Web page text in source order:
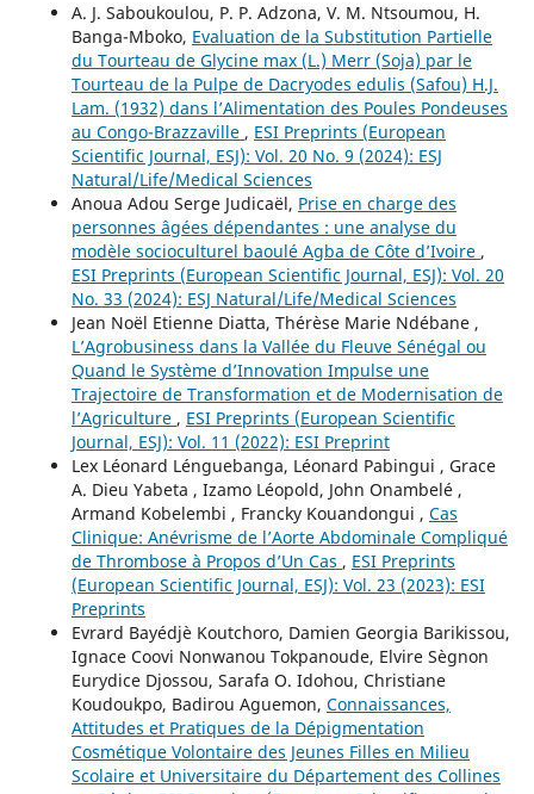
A. J. Saboukoulou, P. P. Adzona, V. M. Ntsoumou, H.
Banga-Mboko, Evaluation de la Substitution Partielle
du Tourteau de Glycine max (L.) Merr (Soja) par le
Tourteau de la Pulpe de Dacryodes edulis (Safou) H.J.
Lam. (1932) dans l’Alimentation des Poules Pondeuses
au Congo-Brazzaville , ESI Preprints (European
Scientific Journal, ESJ): Vol. 20 No. 9 (2024): ESJ
Natural/Life/Medical Sciences
Anoua Adou Serge Judicaël, Prise en charge des
personnes âgées dépendantes : une analyse du
modèle socioculturel baoulé Agba de Côte d’Ivoire ,
ESI Preprints (European Scientific Journal, ESJ): Vol. 20
No. 33 (2024): ESJ Natural/Life/Medical Sciences
Jean Noël Etienne Diatta, Thérèse Marie Ndébane ,
L’Agrobusiness dans la Vallée du Fleuve Sénégal ou
Quand le Système d’Innovation Impulse une
Trajectoire de Transformation et de Modernisation de
l’Agriculture , ESI Preprints (European Scientific
Journal, ESJ): Vol. 11 (2022): ESI Preprint
Lex Léonard Lénguebanga, Léonard Pabingui , Grace
A. Dieu Yabeta , Izamo Léopold, John Onambelé ,
Armand Kobelembi , Francky Kouandongui , Cas
Clinique: Anévrisme de l’Aorte Abdominale Compliqué
de Thrombose à Propos d’Un Cas , ESI Preprints
(European Scientific Journal, ESJ): Vol. 23 (2023): ESI
Preprints
Evrard Bayédjè Koutchoro, Damien Georgia Barikissou,
Ignace Coovi Nonwanou Tokpanoude, Elvire Sègnon
Eurydice Djossou, Sarafa O. Idohou, Christiane
Koudoukpo, Badirou Aguemon, Connaissances,
Attitudes et Pratiques de la Dépigmentation
Cosmétique Volontaire des Jeunes Filles en Milieu
Scolaire et Universitaire du Département des Collines